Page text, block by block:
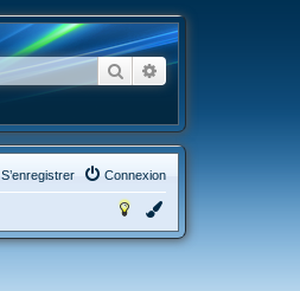
RechercherRecherche avancée
Connexion
S’enregistrer